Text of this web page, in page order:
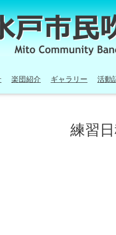
楽団紹介 ギャラリー 活動
練習